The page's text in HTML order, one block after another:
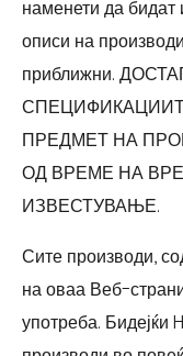
наменети да бидат
описи на
приближни.
ПРЕДМЕТ НА
ОД ВРЕМЕ НА
ИЗВЕСТУВАЊЕ.
Сите производи,
на оваа Веб-
употреба. Бидејќи